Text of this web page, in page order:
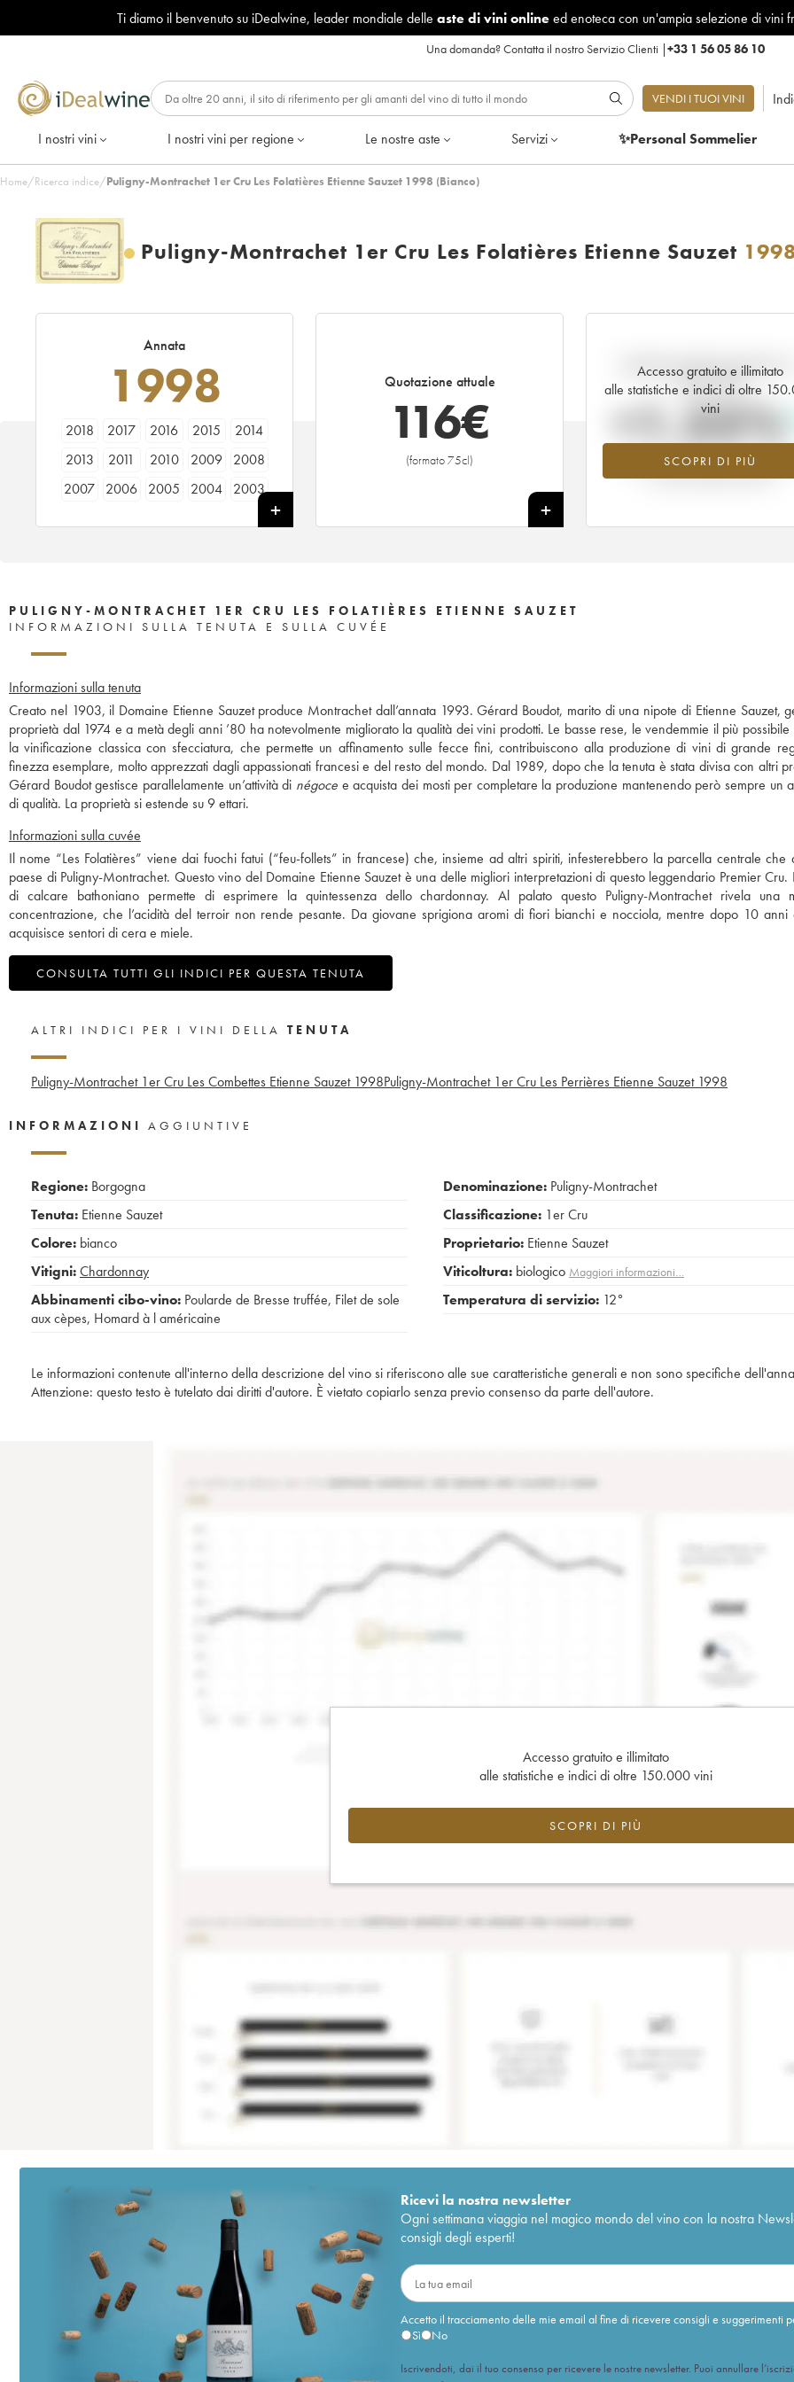
Ti diamo il benvenuto su iDealwine, leader mondiale delle aste di vini onlineed enoteca con un'ampia selezione di vini
Una domanda?Contatta il nostro Servizio Clienti |+33 1 56 05 86 10
VENDI I TUOI VINI
I nostri vini I nostri vini per regione Le nostre aste Servizi ✨Personal Sommelier
Home/Ricerca indice/Puligny-Montrachet 1er Cru Les Folatières Etienne Sauzet 1998 (Bianco)
Puligny-Montrachet 1er Cru Les Folatières Etienne Sauzet
Annata
1998
2018 2017 2016 2015
2014
2013
2011 2010 2009
2008
2007
2006 2005 2004
2003
Quotazione attuale
116€
(formato 75cl)
+
Accesso gratuito e illimitato
alle statistiche e indici di oltre
vini
SCOPRI DI PIÙ
Andamento della quotazione
tempo reale
+1.55%
Valore in aumento per l'annata
nel 2026 rispetto al 2025
PULIGNY-MONTRACHET 1ER CRU LES FOLATIÈRES ETIENNE SAUZET
INFORMAZIONI SULLA TENUTA E SULLA CUVÉE
Informazioni sulla tenuta
Creato nel 1903, il Domaine Etienne Sauzet produce Montrachet dall’annata 1993. Gérard Boudot, marito di una nipote di Etienne Sauzet,
proprietà dal 1974 e a metà degli anni ’80 ha notevolmente migliorato la qualità dei vini prodotti. Le basse rese, le vendemmie il più
la vinificazione classica con sfecciatura, che permette un affinamento sulle fecce fini, contribuiscono alla produzione di vini di grande
finezza esemplare, molto apprezzati dagli appassionati francesi e del resto del mondo. Dal 1989, dopo che la tenuta è stata divisa con altri
Gérard Boudot gestisce parallelamente un’attività di négocee acquista dei mosti per completare la produzione mantenendo però sempre un
di qualità. La proprietà si estende su 9 ettari.
Informazioni sulla cuvée
Il nome “Les Folatières” viene dai fuochi fatui (“feu-follets” in francese) che, insieme ad altri spiriti, infesterebbero la parcella centrale che
paese di Puligny-Montrachet. Questo vino del Domaine Etienne Sauzet è una delle migliori interpretazioni di questo leggendario Premier Cru.
di calcare bathoniano permette di esprimere la quintessenza dello chardonnay. Al palato questo Puligny-Montrachet rivela una
concentrazione, che l’acidità del terroir non rende pesante. Da giovane sprigiona aromi di fiori bianchi e nocciola, mentre dopo 10 anni
acquisisce sentori di cera e miele.
CONSULTA TUTTI GLI INDICI PER QUESTA TENUTA
ALTRI INDICI PER I VINI DELLA TENUTA
Puligny-Montrachet 1er Cru Les Combettes Etienne Sauzet 1998Puligny-Montrachet 1er Cru Les Perrières Etienne Sauzet 1998
INFORMAZIONI AGGIUNTIVE
Regione: Borgogna
Tenuta: Etienne Sauzet
Colore: bianco
Vitigni:Chardonnay
Abbinamenti cibo-vino: Poularde de Bresse truffée, Filet de sole
aux cèpes, Homard à l américaine
Denominazione: Puligny-Montrachet
Classificazione: 1er Cru
Proprietario: Etienne Sauzet
Viticoltura: biologico Maggiori informazioni…
Temperatura di servizio: 12°
Le informazioni contenute all'interno della descrizione del vino si riferiscono alle sue caratteristiche generali e non sono specifiche
Attenzione: questo testo è tutelato dai diritti d'autore. È vietato copiarlo senza previo consenso da parte dell'autore.
Accesso gratuito e illimitato
alle statistiche e indici di oltre 150.000 vini
SCOPRI DI PIÙ
Ricevi la nostra newsletter
Ogni settimana viaggia nel magico mondo del vino con la nostra
consigli degli esperti!
Accetto il tracciamento delle mie email al fine di ricevere consigli e suggerimenti
Sì
No
Iscrivendoti, dai il tuo consenso per ricevere le nostre newsletter. Puoi annullare